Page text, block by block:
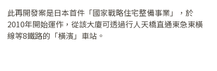
此再開發案是日本首件「國家戰略住宅整備事業」，於
2010年開始運作，從該大廈可透過行人天橋直通東急東橫
線等8鐵路的「橫濱」車站。